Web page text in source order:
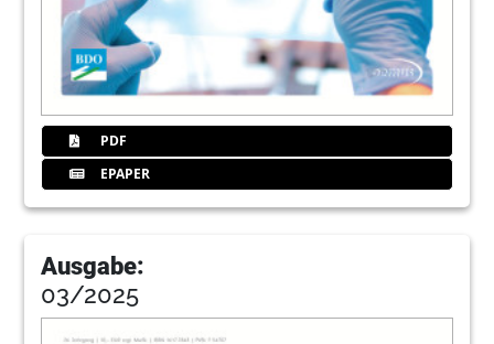
52Dentsply Friadent GmbH
PDF
EPAPER
Ausgabe:
03/2025